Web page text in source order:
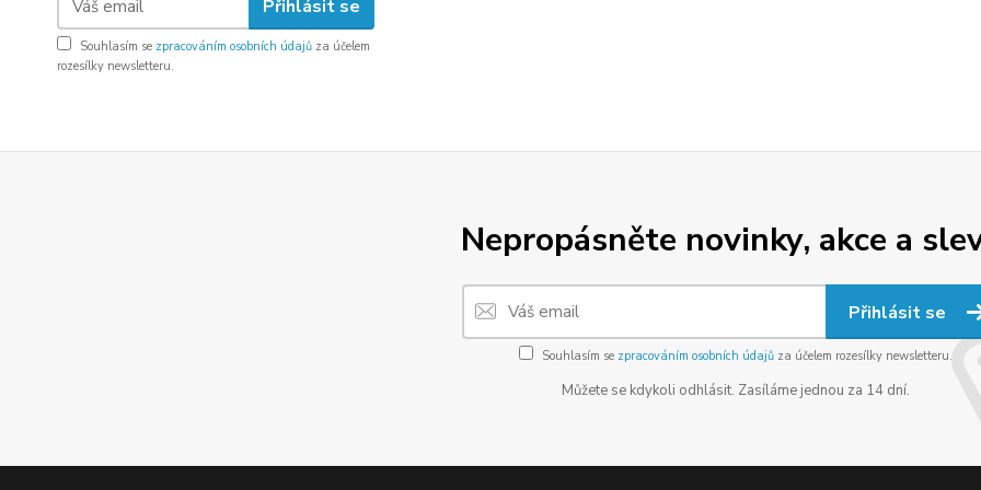
Přihlásit se
Souhlasím se zpracováním osobních údajů za účelem
rozesílky newsletteru.
Nepropásněte novinky, akce a
Přihlásit se
Souhlasím se zpracováním osobních údajů za účelem rozesílky newsletteru.
Můžete se kdykoli odhlásit. Zasíláme jednou za 14 dní.